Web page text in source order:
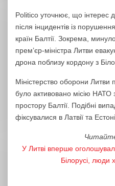
Politico уточнює, що інтерес
після інцидентів із
країн Балтії. Зокрема,
прем’єр-міністра Литви
дрона поблизу кордону з
Міністерство оборони Литви
було активовано місію НАТО
простору Балтії. Подібні
фіксувалися в Латвії та
У Литві вперше
Білорусі, люди